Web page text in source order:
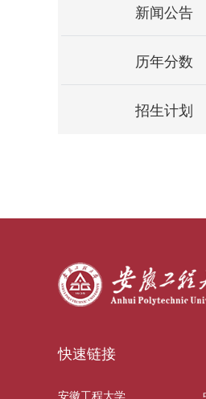
新闻公告
历年分数
招生计划
快速链接
安徽工程大学